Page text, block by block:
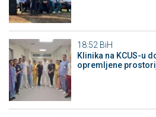
18:52 BiH
Klinika na KCUS-u
opremljene